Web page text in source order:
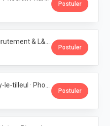
Postuler
Postuler
Postuler